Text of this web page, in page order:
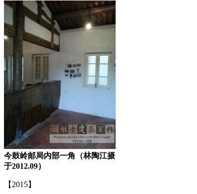
今鼓岭邮局内部一角（林陶江摄
于2012.09）
【2015】